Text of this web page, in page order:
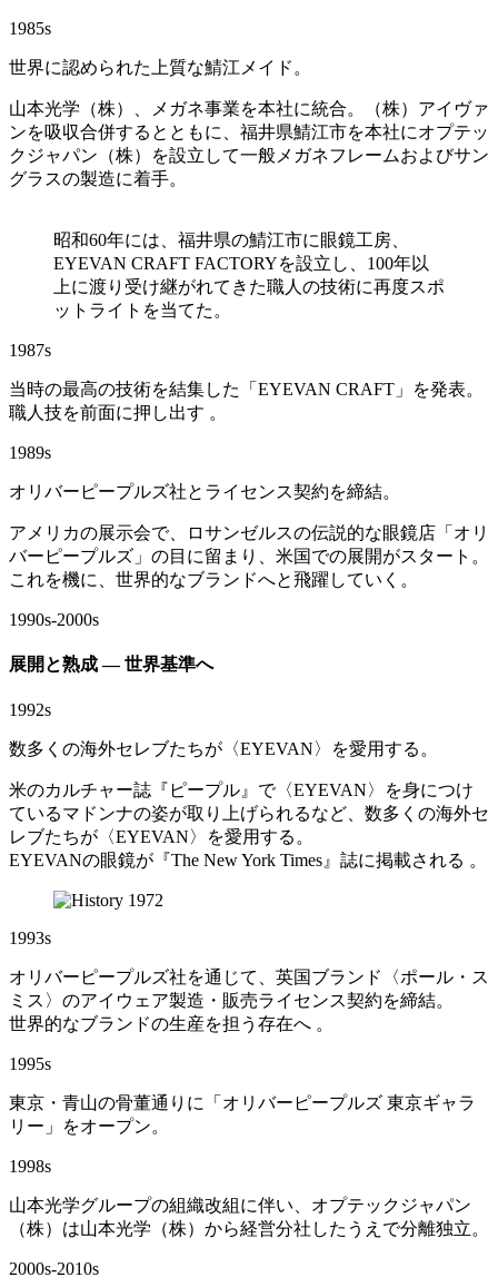
1985s
世界に認められた上質な鯖江メイド。
山本光学（株）、メガネ事業を本社に統合。（株）アイヴァ
ンを吸収合併するとともに、福井県鯖江市を本社にオプテッ
クジャパン（株）を設立して一般メガネフレームおよびサン
グラスの製造に着手。
昭和60年には、福井県の鯖江市に眼鏡工房、
EYEVAN CRAFT FACTORYを設立し、100年以
上に渡り受け継がれてきた職人の技術に再度スポ
ットライトを当てた。
1987s
当時の最高の技術を結集した「EYEVAN CRAFT」を発表。
職人技を前面に押し出す 。
1989s
オリバーピープルズ社とライセンス契約を締結。
アメリカの展示会で、ロサンゼルスの伝説的な眼鏡店「オリ
バーピープルズ」の目に留まり、米国での展開がスタート。
これを機に、世界的なブランドへと飛躍していく。
1990s-2000s
展開と熟成 ― 世界基準へ
1992s
数多くの海外セレブたちが〈EYEVAN〉を愛用する。
米のカルチャー誌『ピープル』で〈EYEVAN〉を身につけ
ているマドンナの姿が取り上げられるなど、数多くの海外セ
レブたちが〈EYEVAN〉を愛用する。
EYEVANの眼鏡が『The New York Times』誌に掲載される 。
1993s
オリバーピープルズ社を通じて、英国ブランド〈ポール・ス
ミス〉のアイウェア製造・販売ライセンス契約を締結。
世界的なブランドの生産を担う存在へ 。
1995s
東京・青山の骨董通りに「オリバーピープルズ 東京ギャラ
リー」をオープン。
1998s
山本光学グループの組織改組に伴い、オプテックジャパン
（株）は山本光学（株）から経営分社したうえで分離独立。
2000s-2010s